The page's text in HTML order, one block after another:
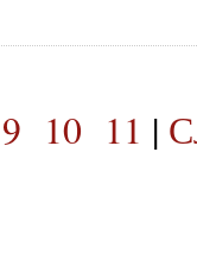
9 10 11 |